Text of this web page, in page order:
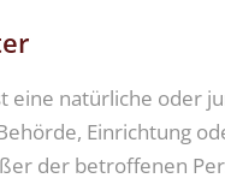
eine natürliche oder
Einrichtung
der betroffenen